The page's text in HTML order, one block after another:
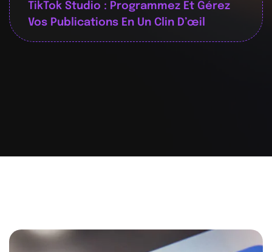
TikTok Studio : Programmez Et Gérez
Vos Publications En Un Clin D’œil